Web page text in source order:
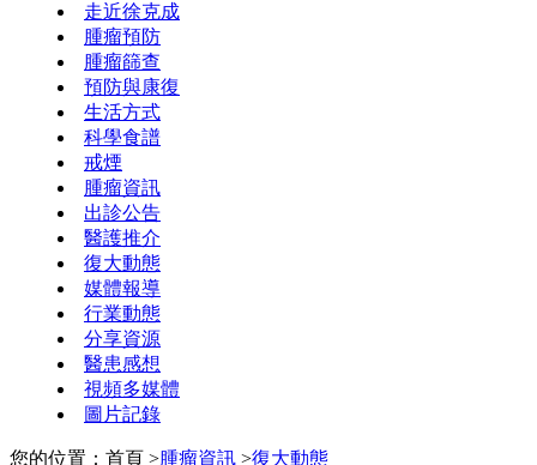
走近徐克成
腫瘤預防
腫瘤篩查
預防與康復
生活方式
科學食譜
戒煙
腫瘤資訊
出診公告
醫護推介
復大動態
媒體報導
行業動態
分享資源
醫患感想
視頻多媒體
圖片記錄
您的位置：首頁 >腫瘤資訊 >復大動態